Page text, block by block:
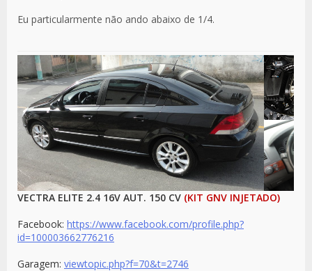
Eu particularmente não ando abaixo de 1/4.
VECTRA ELITE 2.4 16V AUT. 150 CV (KIT GNV INJETADO)
Facebook: https://www.facebook.com/profile.php?
id=100003662776216
Garagem: viewtopic.php?f=70&t=2746